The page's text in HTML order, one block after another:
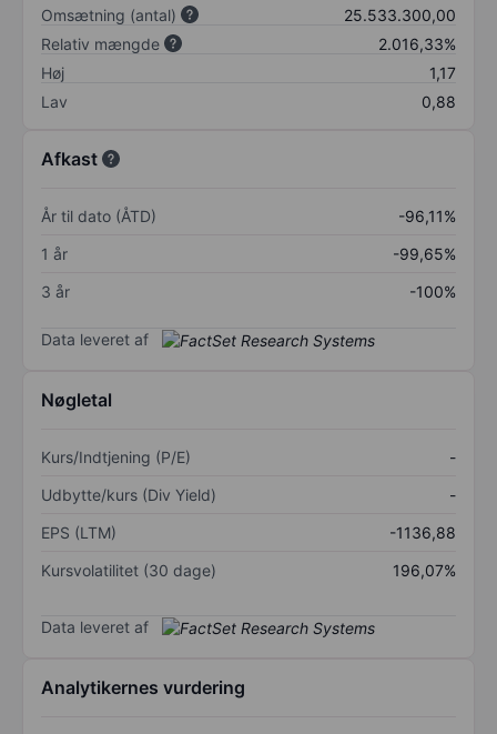
Omsætning (antal)
25.533.300,00
Relativ mængde
2.016,33%
Høj
1,17
Lav
0,88
Afkast
År til dato (ÅTD)
-96,11%
1 år
-99,65%
3 år
-100%
Data leveret af
Nøgletal
Kurs/Indtjening (P/E)
-
Udbytte/kurs (Div Yield)
-
EPS (LTM)
-1136,88
Kursvolatilitet (30 dage)
196,07%
Data leveret af
Analytikernes vurdering